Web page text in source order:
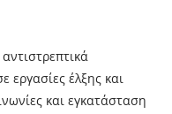
εργασίες έλξης και
και εγκατάσταση